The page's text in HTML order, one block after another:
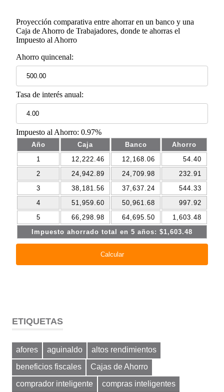
ETIQUETAS
afores aguinaldo
altos rendimientos
beneficios fiscales
Cajas de Ahorro
comprador inteligente
compras inteligentes